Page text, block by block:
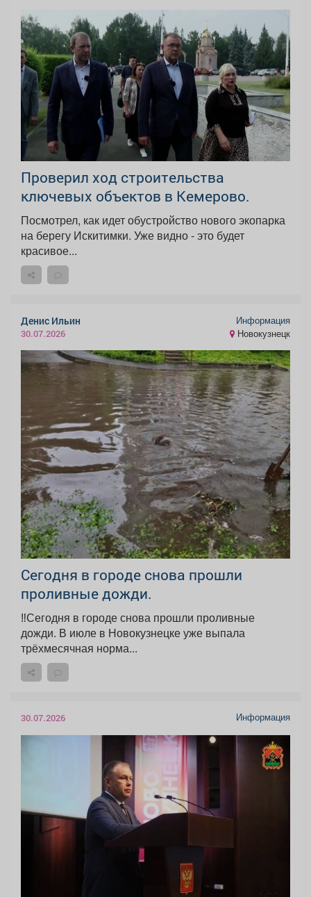
Проверил ход строительства
ключевых объектов в Кемерово.
Посмотрел, как идет обустройство нового экопарка
на берегу Искитимки. Уже видно - это будет
красивое...
Денис Ильин
30.07.2026
Информация
Новокузнецк
️Сегодня в городе снова прошли
проливные дожди.
‼️Сегодня в городе снова прошли проливные
дожди. В июле в Новокузнецке уже выпала
трёхмесячная норма...
30.07.2026 Информация